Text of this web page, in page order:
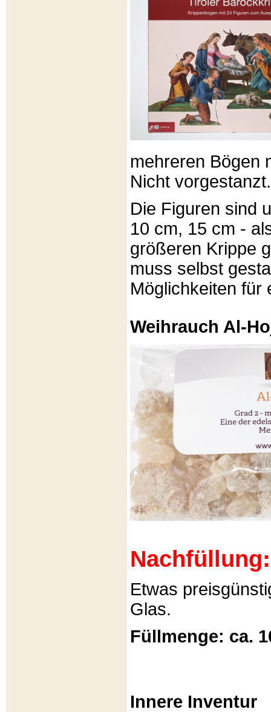
mehreren Bögen
Nicht vorgestanzt.
Die Figuren sind
10 cm, 15 cm -
größeren Krippe
muss selbst
Möglichkeiten für
Weihrauch Al-
Etwas
Glas.
Füllmenge: ca.
Innere Inventur